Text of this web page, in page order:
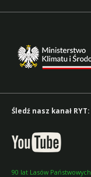
Śledź nasz kanał RYT:
90 lat Lasów Państwowych